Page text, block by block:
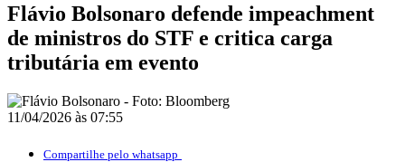
Flávio Bolsonaro defende impeachment
de ministros do STF e critica carga
tributária em evento
11/04/2026 às 07:55
Compartilhe pelo whatsapp